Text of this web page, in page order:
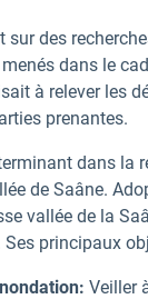
sur des
dans le
à relever
prenantes.
dans
de Saâne.
vallée de la
Ses principaux
Veiller